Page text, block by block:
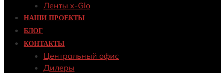
Ленты x-Glo
НАШИ ПРОЕКТЫ
БЛОГ
КОНТАКТЫ
Центральный офис
Дилеры